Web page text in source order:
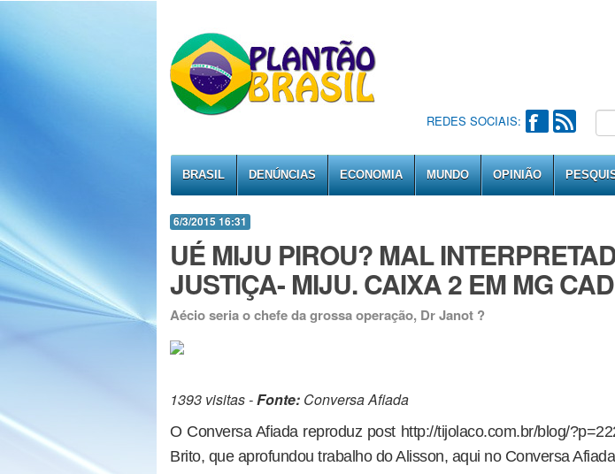
REDES SOCIAIS:
BRASIL DENÚNCIAS ECONOMIA MUNDO OPINIÃO
6/3/2015 16:31
UÉ MIJU PIROU? MAL
JUSTIÇA- MIJU. CAIXA 2 EM MG
Aécio seria o chefe da grossa operação, Dr Janot ?
1393 visitas -Fonte: Conversa Afiada
O Conversa Afiada reproduz post http://tijolaco.com.br/blog/
Brito, que aprofundou trabalho do Alisson, aqui no Conversa